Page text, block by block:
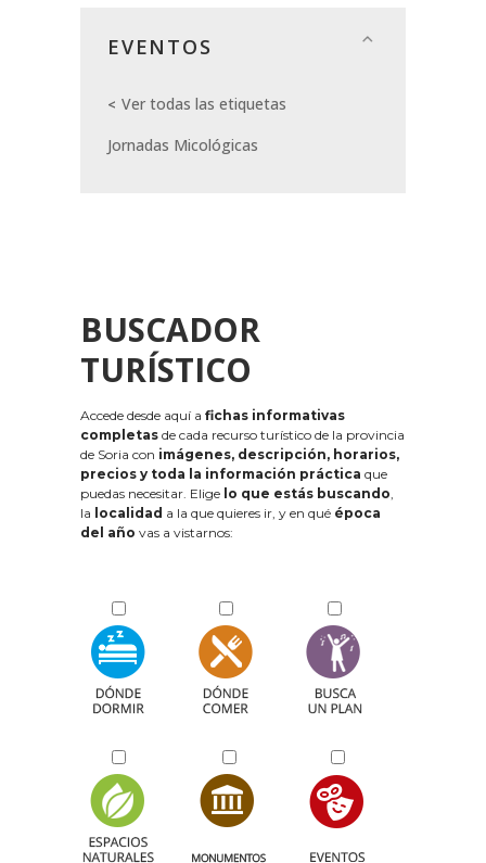
EVENTOS
Ver todas las etiquetas
Jornadas Micológicas
BUSCADOR
TURÍSTICO
Accede desde aquí a fichas informativas
completas de cada recurso turístico de la provincia
de Soria con imágenes, descripción, horarios,
precios y toda la información práctica que
puedas necesitar. Elige lo que estás buscando,
la localidad a la que quieres ir, y en qué época
del año vas a vistarnos: